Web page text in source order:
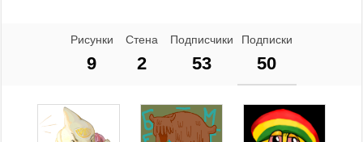
Рисунки
9
Стена
2
Подписчики
53
Подписки
50